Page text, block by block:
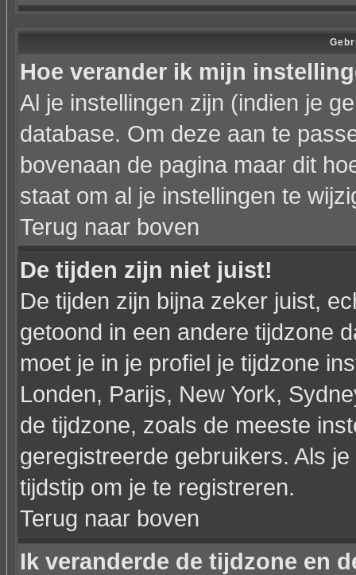
Hoe verander ik mijn
Al je instellingen zijn (indien je
database. Om deze aan te
bovenaan de pagina maar dit
staat om al je instellingen te
Terug naar boven
De tijden zijn niet juist!
De tijden zijn bijna zeker juist,
getoond in een andere tijdzone
moet je in je profiel je tijdzone
Londen, Parijs, New York,
de tijdzone, zoals de meeste
geregistreerde gebruikers. Als
tijdstip om je te registreren.
Terug naar boven
Ik veranderde de tijdzone en